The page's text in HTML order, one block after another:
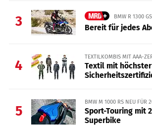
3 BMW R 1300
Bereit für jedes
4
TEXTILKOMBIS MIT AAA-
Textil mit höchster
5
BMW M 1000 RS NEU FÜR
Sport-Touring mit
Superbike